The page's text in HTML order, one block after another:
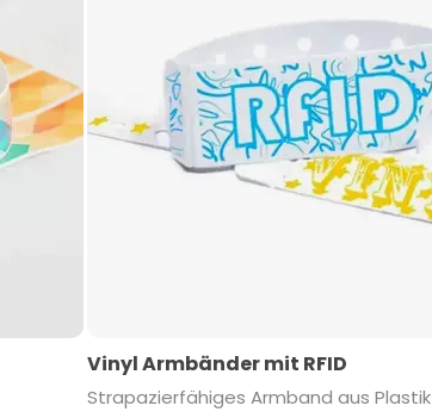
Vinyl Armbänder mit RFID
Strapazierfähiges Armband aus Plastik